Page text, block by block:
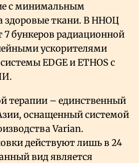
с минимальным
здоровые ткани. В ННОЦ
бункеров радиационной
ускорителями
EDGE и ETHOS с
терапии – единственный
оснащенный системой
Varian.
действуют лишь в 24
вид является